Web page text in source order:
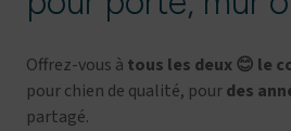
Offrez-vous à tous les deux 😊 le
pour chien de qualité, pourdes
partagé.